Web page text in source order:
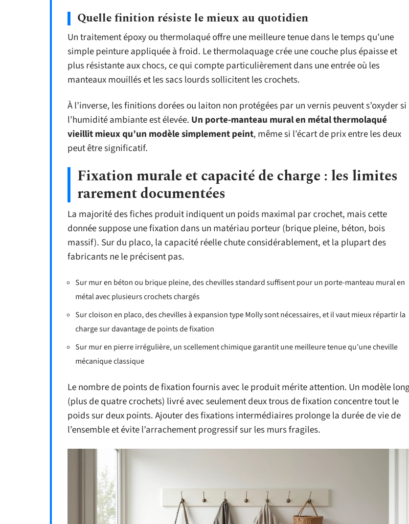
Quelle finition résiste le mieux au quotidien
Un traitement époxy ou thermolaqué offre une meilleure tenue dans le temps qu’une
simple peinture appliquée à froid. Le thermolaquage crée une couche plus épaisse et
plus résistante aux chocs, ce qui compte particulièrement dans une entrée où les
manteaux mouillés et les sacs lourds sollicitent les crochets.
À l’inverse, les finitions dorées ou laiton non protégées par un vernis peuvent s’oxyder si
l’humidité ambiante est élevée. Un porte-manteau mural en métal thermolaqué
vieillit mieux qu’un modèle simplement peint, même si l’écart de prix entre les deux
peut être significatif.
Fixation murale et capacité de charge : les limites
rarement documentées
La majorité des fiches produit indiquent un poids maximal par crochet, mais cette
donnée suppose une fixation dans un matériau porteur (brique pleine, béton, bois
massif). Sur du placo, la capacité réelle chute considérablement, et la plupart des
fabricants ne le précisent pas.
Sur mur en béton ou brique pleine, des chevilles standard suffisent pour un porte-manteau mural en
métal avec plusieurs crochets chargés
Sur cloison en placo, des chevilles à expansion type Molly sont nécessaires, et il vaut mieux répartir la
charge sur davantage de points de fixation
Sur mur en pierre irrégulière, un scellement chimique garantit une meilleure tenue qu’une cheville
mécanique classique
Le nombre de points de fixation fournis avec le produit mérite attention. Un modèle
(plus de quatre crochets) livré avec seulement deux trous de fixation concentre tout le
poids sur deux points. Ajouter des fixations intermédiaires prolonge la durée de vie de
l’ensemble et évite l’arrachement progressif sur les murs fragiles.